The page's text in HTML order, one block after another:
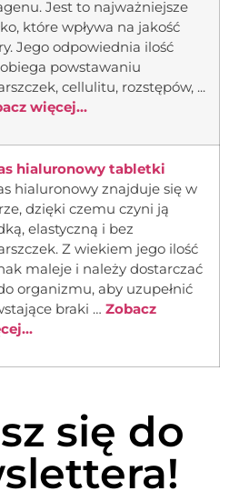
Jest to najważniejsze
które wpływa na jakość
Jego odpowiednia ilość
powstawaniu
cellulitu, rozstępów, ...
więcej...
hialuronowy tabletki
hialuronowy znajduje się w
dzięki czemu czyni ją
elastyczną i bez
Z wiekiem jego ilość
maleje i należy dostarczać
organizmu, aby uzupełnić
braki …Zobacz
się do